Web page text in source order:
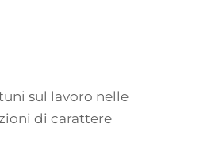
sul lavoro nelle
di carattere